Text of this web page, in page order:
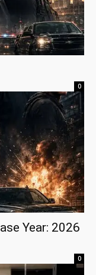
0
Year: 2026
0